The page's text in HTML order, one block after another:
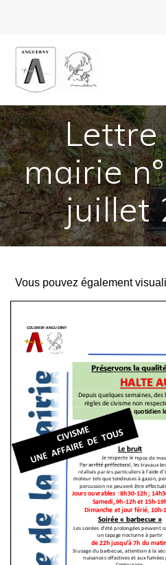
Lettre
mairie
juillet
Vous pouvez également